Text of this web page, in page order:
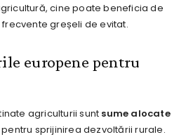
cine poate beneficia de
greșeli de evitat.
europene pentru
agriculturii sunt sume alocate
pentru sprijinirea dezvoltării rurale.